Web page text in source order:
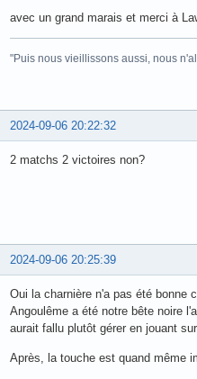
avec un grand marais et merci à
"Puis nous vieillissons aussi, nous
2024-09-06 20:22:32
2 matchs 2 victoires non?
2024-09-06 20:25:39
Oui la charnière n'a pas été bonne
Angoulême a été notre bête noire
aurait fallu plutôt gérer en jouant
Après, la touche est quand même